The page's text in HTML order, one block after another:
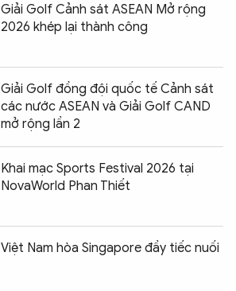
Giải Golf Cảnh sát ASEAN Mở rộng
2026 khép lại thành công
Giải Golf đồng đội quốc tế Cảnh sát
các nước ASEAN và Giải Golf CAND
mở rộng lần 2
Khai mạc Sports Festival 2026 tại
NovaWorld Phan Thiết
Việt Nam hòa Singapore đầy tiếc nuối